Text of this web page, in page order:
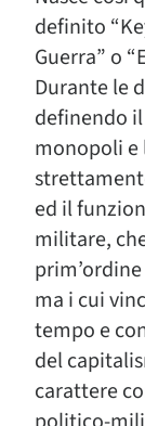
definito
Guerra” o
Durante le
definendo
monopoli
ed il
militare,
ma i cui
tempo e
del
carattere